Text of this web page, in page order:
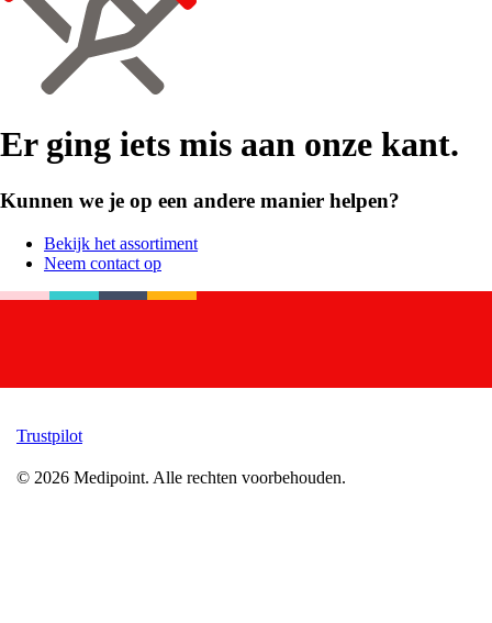
Er ging iets mis aan onze kant.
Kunnen we je op een andere manier helpen?
Bekijk het assortiment
Neem contact op
Trustpilot
© 2026 Medipoint. Alle rechten voorbehouden.